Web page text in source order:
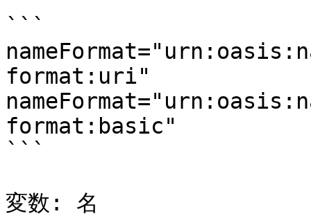
```
format:uri"
format:basic"
```
変数: 名